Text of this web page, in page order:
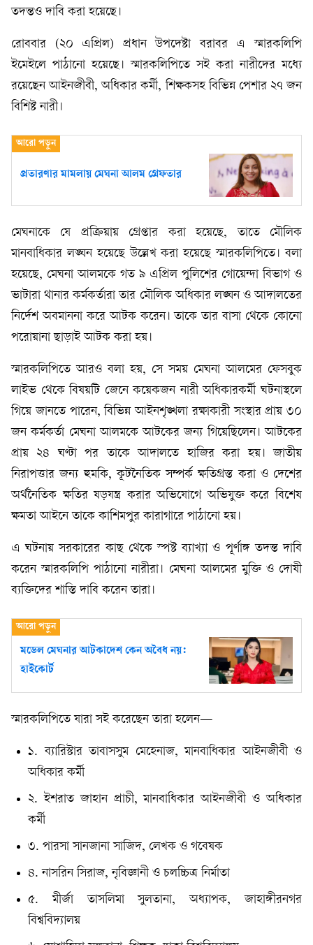
তদন্তও দাবি করা হয়েছে।
রোববার (২০ এপ্রিল) প্রধান উপদেষ্টা বরাবর এ স্মারকলিপি
ইমেইলে পাঠানো হয়েছে। স্মারকলিপিতে সই করা নারীদের মধ্যে
রয়েছেন আইনজীবী, অধিকার কর্মী, শিক্ষকসহ বিভিন্ন পেশার ২৭ জন
বিশিষ্ট নারী।
প্রতারণার মামলায় মেঘনা আলম গ্রেফতার
মেঘনাকে যে প্রক্রিয়ায় গ্রেপ্তার করা হয়েছে, তাতে মৌলিক
মানবাধিকার লঙ্ঘন হয়েছে উল্লেখ করা হয়েছে স্মারকলিপিতে। বলা
হয়েছে, মেঘনা আলমকে গত ৯ এপ্রিল পুলিশের গোয়েন্দা বিভাগ ও
ভাটারা থানার কর্মকর্তারা তার মৌলিক অধিকার লঙ্ঘন ও আদালতের
নির্দেশ অবমাননা করে আটক করেন। তাকে তার বাসা থেকে কোনো
পরোয়ানা ছাড়াই আটক করা হয়।
স্মারকলিপিতে আরও বলা হয়, সে সময় মেঘনা আলমের ফেসবুক
লাইভ থেকে বিষয়টি জেনে কয়েকজন নারী অধিকারকর্মী ঘটনাস্থলে
গিয়ে জানতে পারেন, বিভিন্ন আইনশৃঙ্খলা রক্ষাকারী সংস্থার প্রায় ৩০
জন কর্মকর্তা মেঘনা আলমকে আটকের জন্য গিয়েছিলেন। আটকের
প্রায় ২৪ ঘণ্টা পর তাকে আদালতে হাজির করা হয়। জাতীয়
নিরাপত্তার জন্য হুমকি, কূটনৈতিক সম্পর্ক ক্ষতিগ্রস্ত করা ও দেশের
অর্থনৈতিক ক্ষতির ষড়যন্ত্র করার অভিযোগে অভিযুক্ত করে বিশেষ
ক্ষমতা আইনে তাকে কাশিমপুর কারাগারে পাঠানো হয়।
এ ঘটনায় সরকারের কাছ থেকে স্পষ্ট ব্যাখ্যা ও পূর্ণাঙ্গ তদন্ত দাবি
করেন স্মারকলিপি পাঠানো নারীরা। মেঘনা আলমের মুক্তি ও দোষী
ব্যক্তিদের শাস্তি দাবি করেন তারা।
মডেল মেঘনার আটকাদেশ কেন অবৈধ নয়:
হাইকোর্ট
স্মারকলিপিতে যারা সই করেছেন তারা হলেন—
১. ব্যারিস্টার তাবাসসুম মেহেনাজ, মানবাধিকার আইনজীবী ও
অধিকার কর্মী
২. ইশরাত জাহান প্রাচী, মানবাধিকার আইনজীবী ও অধিকার
কর্মী
৩. পারসা সানজানা সাজিদ, লেখক ও গবেষক
৪. নাসরিন সিরাজ, নৃবিজ্ঞানী ও চলচ্চিত্র নির্মাতা
৫. মীর্জা তাসলিমা সুলতানা, অধ্যাপক, জাহাঙ্গীরনগর
বিশ্ববিদ্যালয়